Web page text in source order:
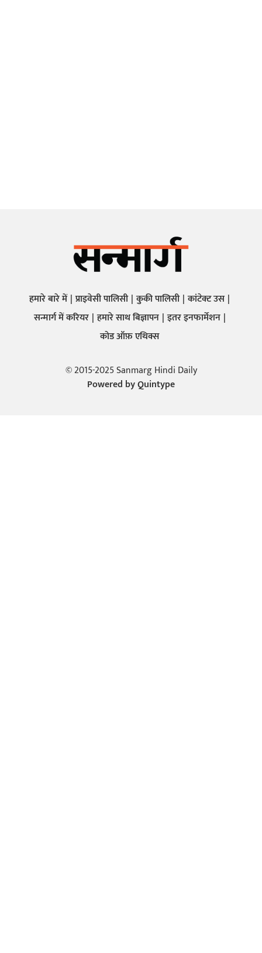
हमारे बारे में प्राइवेसी पालिसी कुकी पालिसी कांटेक्ट उस
सन्मार्ग में करियर हमारे साथ बिज्ञापन इतर इनफार्मेशन
कोड ऑफ़ एथिक्स
© 2015-2025 Sanmarg Hindi Daily
Powered byQuintype